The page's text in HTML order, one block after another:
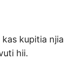
kupitia njia
hii.